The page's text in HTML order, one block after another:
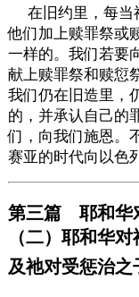
在旧约里，每当
他们加上赎罪祭或
一样的。我们若要
献上赎罪祭和赎愆
我们仍在旧造里，
的，并承认自己的
们，向我们施恩。
赛亚的时代向以色
第三篇 耶和华
（二）耶和华
及祂对受惩治